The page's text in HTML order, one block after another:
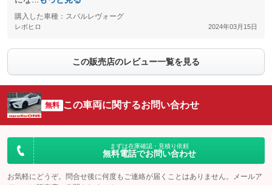
購入した車種：スバルレヴォーグ
レボヒロ 2024年03月15日
この販売店のレビュー一覧を見る
無料 この車両に関するお問い合わせ
まずは在庫確認・見積り依頼
無料電話でお問い合わせ
お気軽にどうぞ。問合せ後に何度もご連絡が届くことはありません。メールア